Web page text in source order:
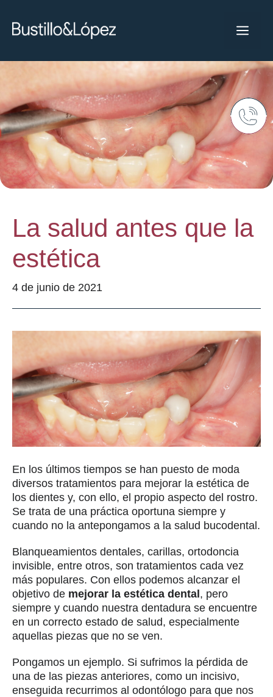
La salud antes que la
estética
4 de junio de 2021
En los últimos tiempos se han puesto de moda
diversos tratamientos para mejorar la estética de
los dientes y, con ello, el propio aspecto del rostro.
Se trata de una práctica oportuna siempre y
cuando no la antepongamos a la salud bucodental.
Blanqueamientos dentales, carillas, ortodoncia
invisible, entre otros, son tratamientos cada vez
más populares. Con ellos podemos alcanzar el
objetivo de mejorar la estética dental, pero
siempre y cuando nuestra dentadura se encuentre
en un correcto estado de salud, especialmente
aquellas piezas que no se ven.
Pongamos un ejemplo. Si sufrimos la pérdida de
una de las piezas anteriores, como un incisivo,
enseguida recurrimos al odontólogo para que nos